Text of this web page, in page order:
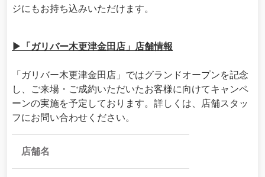
ジにもお持ち込みいただけます。
▶「ガリバー木更津金田店」店舗情報
「ガリバー木更津金田店」ではグランドオープンを記念
し、ご来場・ご成約いただいたお客様に向けてキャンペ
ーンの実施を予定しております。詳しくは、店舗スタッ
フにお問い合わせください。
店舗名